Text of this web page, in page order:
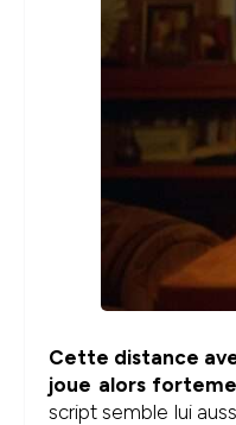
Cette distance
joue alors
script semble lui